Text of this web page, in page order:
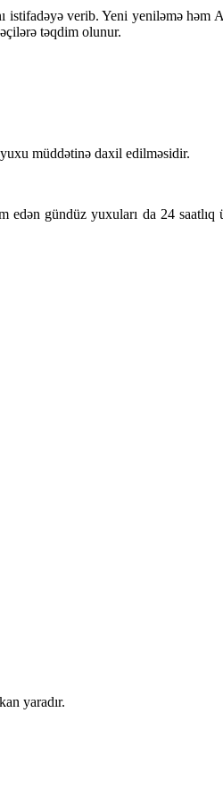
verib. Yeni yeniləmə həm
təqdim olunur.
müddətinə daxil edilməsidir.
gündüz yuxuları da 24
yaradır.